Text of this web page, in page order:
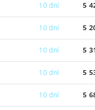
10 dní 5
10 dní 5
10 dní 5
10 dní 5
10 dní 5